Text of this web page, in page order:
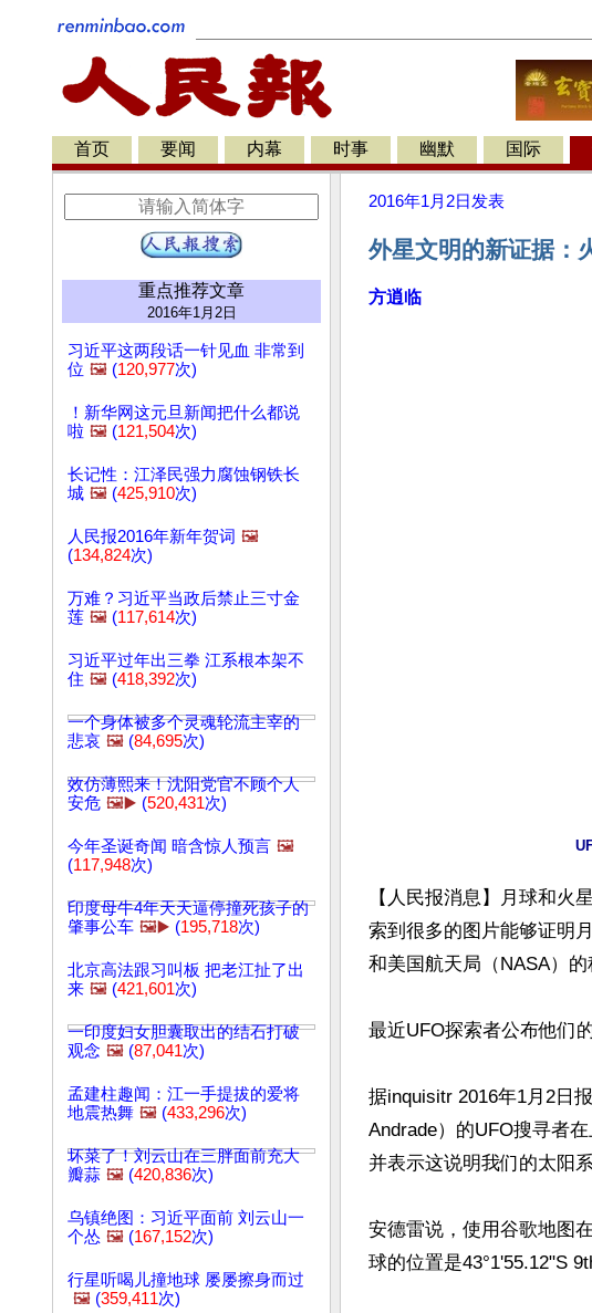
首页 要闻 内幕 时事 幽默 国际
重点推荐文章
2016年1月2日
习近平这两段话一针见血 非常到
位 🖼️ (120,977次)
！新华网这元旦新闻把什么都说
啦 🖼️ (121,504次)
长记性：江泽民强力腐蚀钢铁长
城 🖼️ (425,910次)
人民报2016年新年贺词 🖼️
(134,824次)
万难？习近平当政后禁止三寸金
莲 🖼️ (117,614次)
习近平过年出三拳 江系根本架不
住 🖼️ (418,392次)
一个身体被多个灵魂轮流主宰的
悲哀 🖼️ (84,695次)
效仿薄熙来！沈阳党官不顾个人
安危 🖼️▶️ (520,431次)
今年圣诞奇闻 暗含惊人预言 🖼️
(117,948次)
印度母牛4年天天逼停撞死孩子的
肇事公车 🖼️▶️ (195,718次)
北京高法跟习叫板 把老江扯了出
来 🖼️ (421,601次)
一印度妇女胆囊取出的结石打破
观念 🖼️ (87,041次)
孟建柱趣闻：江一手提拔的爱将
地震热舞 🖼️ (433,296次)
坏菜了！刘云山在三胖面前充大
瓣蒜 🖼️ (420,836次)
乌镇绝图：习近平面前 刘云山一
个怂 🖼️ (167,152次)
行星听喝儿撞地球 屡屡擦身而过
🖼️ (359,411次)
2016年1月2日 发表
外星文明的新证据：
方逍临
【人民报消息】月球和火
索到很多的图片能够证明
和美国航天局（NASA）
最近UFO探索者公布他们
据inquisitr 2016年1月2日
Andrade）的UFO搜寻者
并表示这说明我们的太阳
安德雷说，使用谷歌地图
球的位置是43°1'55.12"S